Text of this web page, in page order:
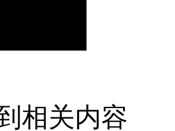
相关内容